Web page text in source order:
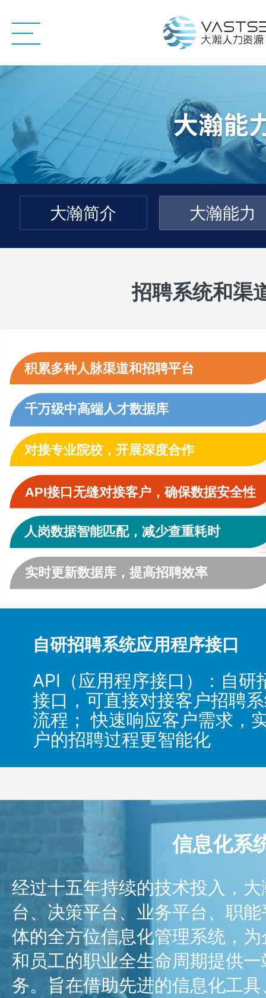
大瀚简介 大瀚能力
招聘系统和渠
自研招聘系统应用程序接口
API（应用程序接口）：自研
接口，可直接对接客户招聘
流程； 快速响应客户需求，
户的招聘过程更智能化
信息化系
经过十五年持续的技术投入，
台、决策平台、业务平台、职
体的全方位信息化管理系统，
和员工的职业全生命周期提供
务。旨在借助先进的信息化工